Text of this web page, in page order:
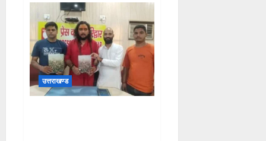
सविता
कपूर
एवं
राजपुर
विधानसभा
के
विधायक
खजान
दास
के
मार्गदर्शन
में
उत्तराखण्ड